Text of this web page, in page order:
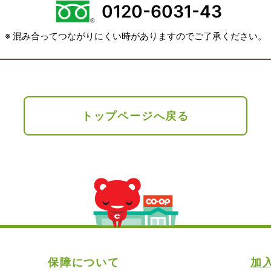
0120-6031-43
※ 混み合ってつながりにくい時がありますのでご了承ください。
トップページへ戻る
保障について 加